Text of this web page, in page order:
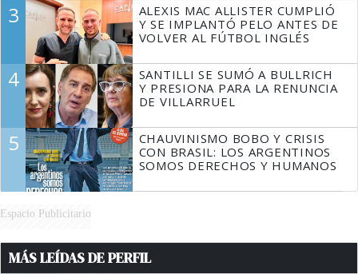
3
ALEXIS MAC ALLISTER CUMPLIÓ
Y SE IMPLANTÓ PELO ANTES DE
VOLVER AL FÚTBOL INGLÉS
4
SANTILLI SE SUMÓ A BULLRICH
Y PRESIONA PARA LA RENUNCIA
DE VILLARRUEL
5
CHAUVINISMO BOBO Y CRISIS
CON BRASIL: LOS ARGENTINOS
SOMOS DERECHOS Y HUMANOS
Espacio Publicitario
MÁS LEÍDAS DE PERFIL